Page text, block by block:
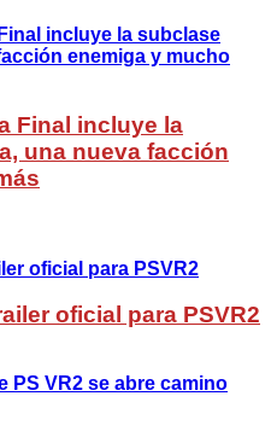
Final incluye la
una nueva facción
oficial para PSVR2